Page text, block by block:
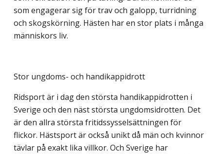
som engagerar sig för trav och galopp, turridning
och skogskörning. Hästen har en stor plats i många
människors liv.
Stor ungdoms- och handikappidrott
Ridsport är i dag den största handikappidrotten i
Sverige och den näst största ungdomsidrotten. Det
är den allra största fritidssysselsättningen för
flickor. Hästsport är också unikt då män och kvinnor
tävlar på exakt lika villkor. Och Sverige har